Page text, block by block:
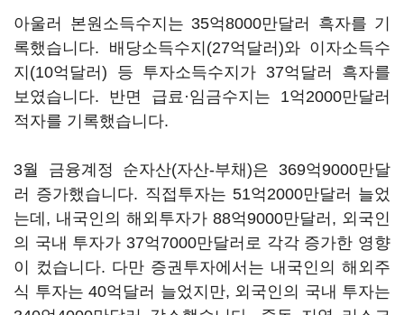
아울러 본원소득수지는 35억8000만달러 흑자를 기
록했습니다. 배당소득수지(27억달러)와 이자소득수
지(10억달러) 등 투자소득수지가 37억달러 흑자를
보였습니다. 반면 급료·임금수지는 1억2000만달러
적자를 기록했습니다.
3월 금융계정 순자산(자산-부채)은 369억9000만달
러 증가했습니다. 직접투자는 51억2000만달러 늘었
는데, 내국인의 해외투자가 88억9000만달러, 외국인
의 국내 투자가 37억7000만달러로 각각 증가한 영향
이 컸습니다. 다만 증권투자에서는 내국인의 해외주
식 투자는 40억달러 늘었지만, 외국인의 국내 투자는